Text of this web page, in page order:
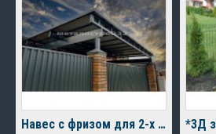
Навес с фризом для 2-х автомобилей